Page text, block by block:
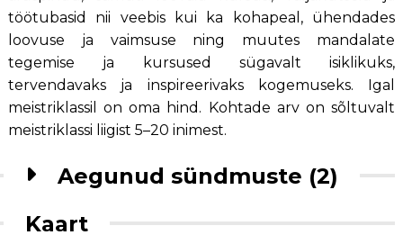
töötubasid nii veebis kui ka kohapeal, ühendades
loovuse ja vaimsuse ning muutes mandalate
tegemise ja kursused sügavalt isiklikuks,
tervendavaks ja inspireerivaks kogemuseks. Igal
meistriklassil on oma hind. Kohtade arv on sõltuvalt
meistriklassi liigist 5–20 inimest.
Aegunud sündmuste (2)
Kaart